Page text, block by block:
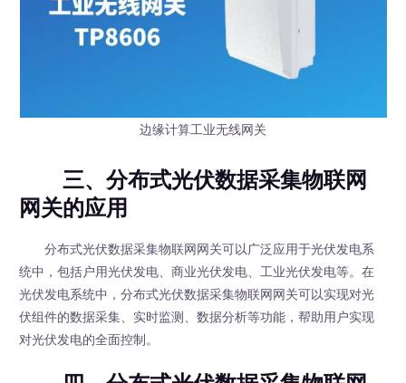
边缘计算工业无线网关
三、分布式光伏数据采集物联网
网关的应用
分布式光伏数据采集物联网网关可以广泛应用于光伏发电系
统中，包括户用光伏发电、商业光伏发电、工业光伏发电等。在
光伏发电系统中，分布式光伏数据采集物联网网关可以实现对光
伏组件的数据采集、实时监测、数据分析等功能，帮助用户实现
对光伏发电的全面控制。